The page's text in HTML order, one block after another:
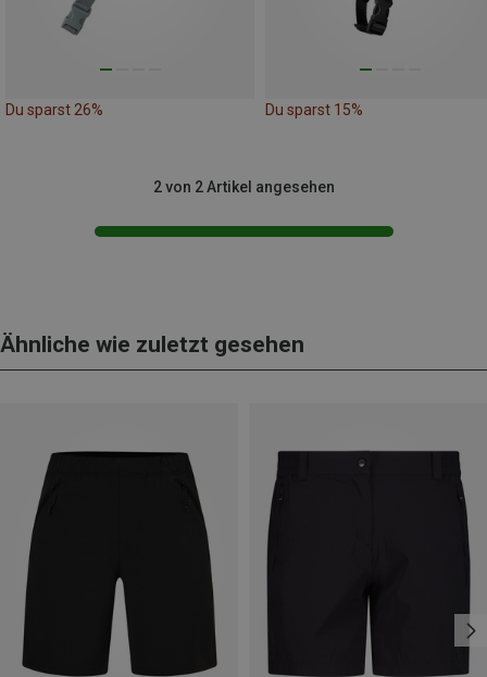
Du sparst 26% Du sparst 15%
2 von 2 Artikel angesehen
Ähnliche wie zuletzt gesehen